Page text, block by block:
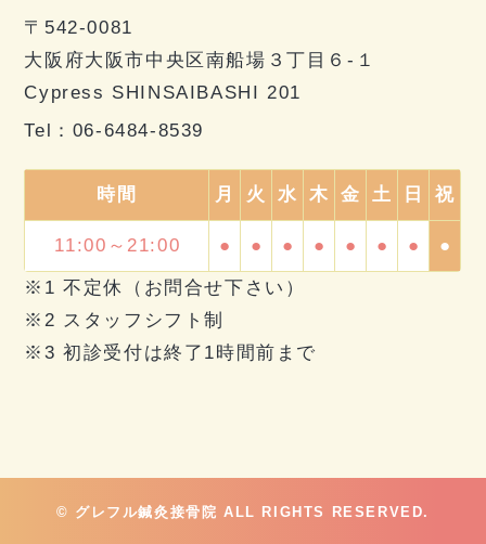
〒542-0081
大阪府大阪市中央区南船場３丁目６-１
Cypress SHINSAIBASHI 201
Tel： 06-6484-8539
時間 月 火 水 木 金 土 日 祝
11:00～21:00 ● ● ● ● ● ● ● ●
※1 不定休（お問合せ下さい）
※2 スタッフシフト制
※3 初診受付は終了1時間前まで
© グレフル鍼灸接骨院 ALL RIGHTS RESERVED.